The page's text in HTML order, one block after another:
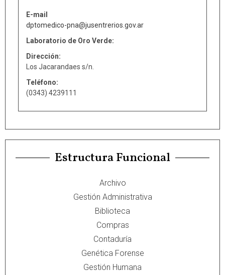
E-mail
dptomedico-pna@jusentrerios.gov.ar
Laboratorio de Oro Verde:
Dirección:
Los Jacarandaes s/n.
Teléfono:
(0343) 4239111
Estructura Funcional
Archivo
Gestión Administrativa
Biblioteca
Compras
Contaduría
Genética Forense
Gestión Humana